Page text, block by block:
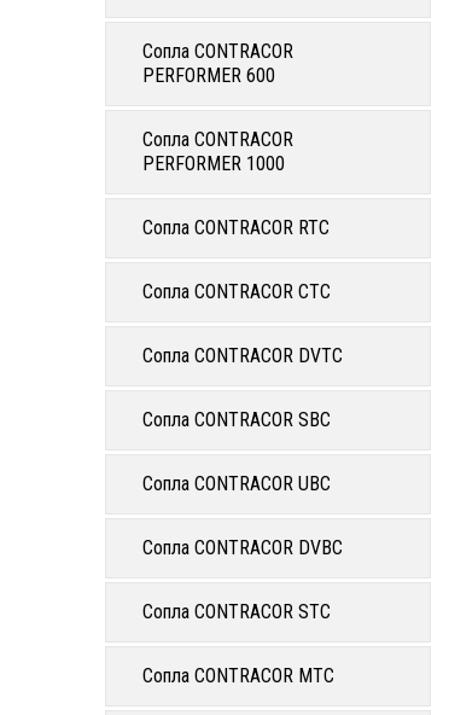
Сопла CONTRACOR
PERFORMER 600
Сопла CONTRACOR
PERFORMER 1000
Сопла CONTRACOR RTC
Сопла CONTRACOR CTC
Сопла CONTRACOR DVTC
Сопла CONTRACOR SBC
Сопла CONTRACOR UBC
Сопла CONTRACOR DVBC
Сопла CONTRACOR STC
Сопла CONTRACOR MTC